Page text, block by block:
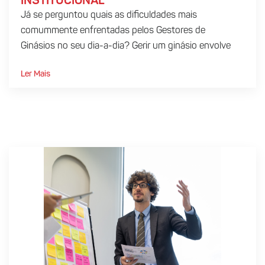
Já se perguntou quais as dificuldades mais
comummente enfrentadas pelos Gestores de
Ginásios no seu dia-a-dia? Gerir um ginásio envolve
Ler Mais